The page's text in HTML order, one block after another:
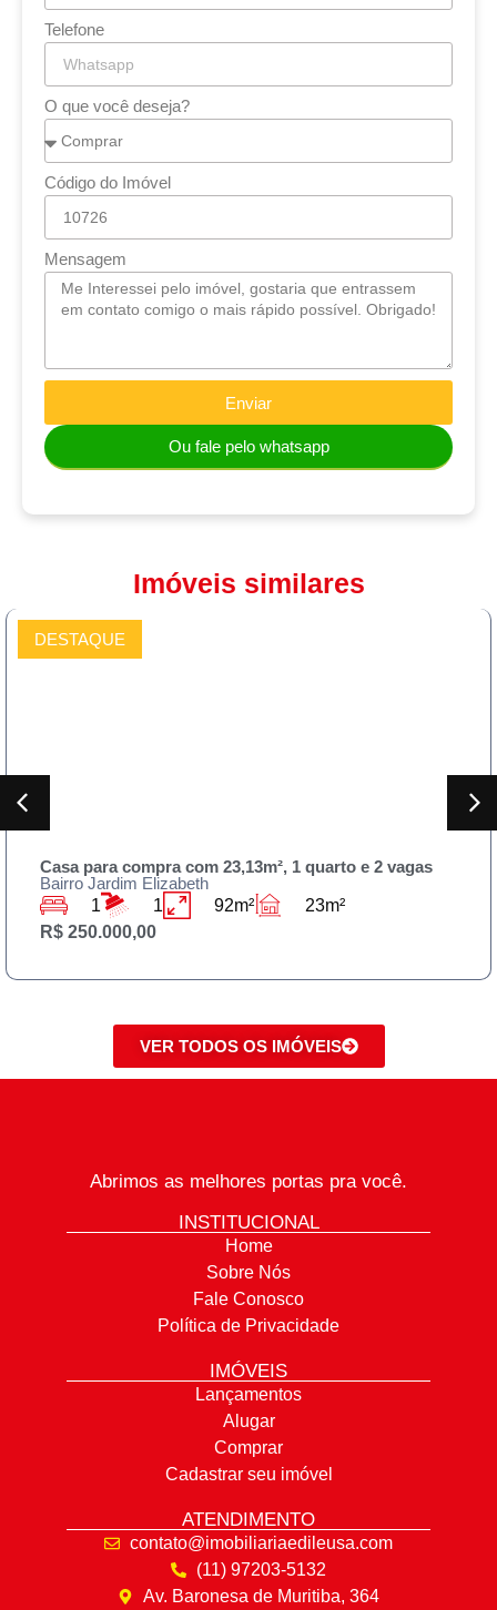
Telefone
O que você deseja?
Código do Imóvel
Mensagem
Enviar
Ou fale pelo whatsapp
Imóveis similares
2 vagas
Sobrado para compra 230m² , 3 quartos
Bairro Jardim Rodolfo Pirani
3
VER TODOS OS IMÓVEIS
Abrimos as melhores portas pra você.
INSTITUCIONAL
Home
Sobre Nós
Fale Conosco
Política de Privacidade
IMÓVEIS
Lançamentos
Alugar
Comprar
Cadastrar seu imóvel
ATENDIMENTO
contato@imobiliariaedileusa.com
(11) 97203-5132
Av. Baronesa de Muritiba, 364